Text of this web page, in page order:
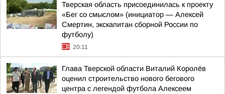
Тверская область присоединилась к проекту
«Бег со смыслом» (инициатор — Алексей
Смертин, экскапитан сборной России по
футболу)
20:11
Глава Тверской области Виталий Королёв
оценил строительство нового бегового
центра с легендой футбола Алексеем